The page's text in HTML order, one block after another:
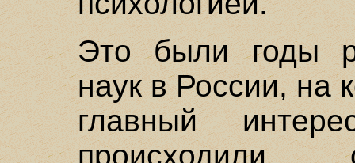
Это были годы
наук в России, на
главный
происходили